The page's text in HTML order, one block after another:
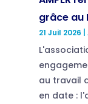
grâce au
21 Juil 2026
au travail
en date :